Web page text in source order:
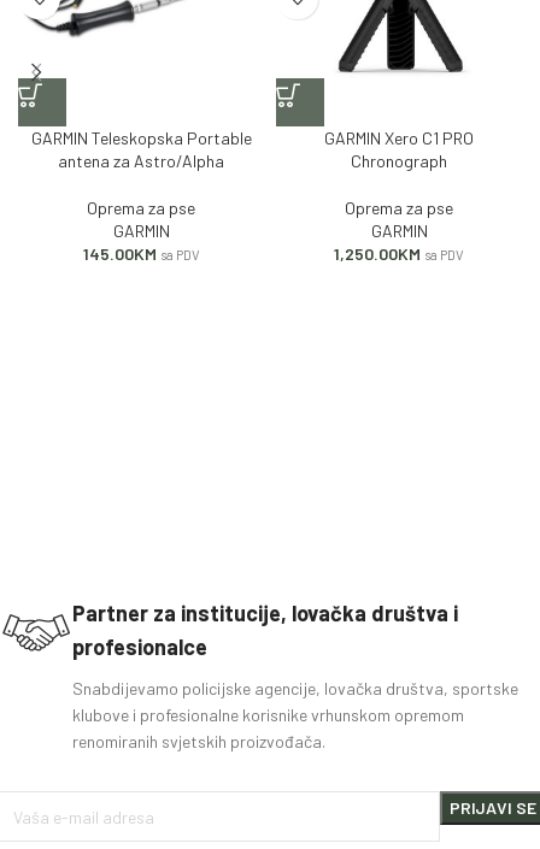
GARMIN Teleskopska Portable
antena za Astro/Alpha
Oprema za pse
GARMIN
145.00KM sa PDV
GARMIN Xero C1 PRO
Chronograph
Oprema za pse
GARMIN
1,250.00KM sa PDV
Partner za institucije, lovačka društva i
profesionalce
Snabdijevamo policijske agencije, lovačka društva, sportske
klubove i profesionalne korisnike vrhunskom opremom
renomiranih svjetskih proizvođača.